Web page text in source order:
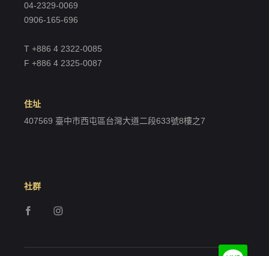
04-2329-0069
0906-165-696
T +886 4 2322-0085
F +886 4 2325-0087
住址
407569 臺中市西屯區台灣大道二段633號8樓之7
社群